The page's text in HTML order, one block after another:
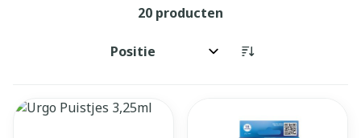
20 producten
Sorteer op: